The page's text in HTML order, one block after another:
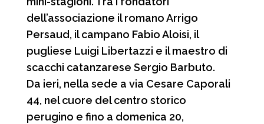
dell’associazione il romano Arrigo
Persaud, il campano Fabio Aloisi, il
pugliese Luigi Libertazzi e il maestro di
scacchi catanzarese Sergio Barbuto.
Da ieri, nella sede a via Cesare Caporali
44, nel cuore del centro storico
perugino e fino a domenica 20,